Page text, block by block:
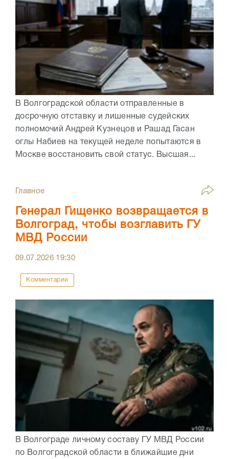
В Волгоградской области отправленные в
досрочную отставку и лишенные судейских
полномочий Андрей Кузнецов и Рашад Гасан
оглы Набиев на текущей неделе попытаются в
Москве восстановить свой статус. Высшая...
Главное
Генерал Гищенко возвращается в
Волгоград, чтобы возглавить ГУ
МВД России
09.07.2026 19:30
Комментарии
В Волгограде личному составу ГУ МВД России
по Волгоградской области в ближайшие дни